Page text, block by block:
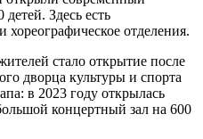
Здесь есть
хореографическое отделения.
стало открытие после
дворца культуры и спорта
в 2023 году открылась
концертный зал на 600